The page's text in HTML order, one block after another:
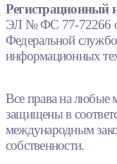
Регистрационный
ЭЛ № ФС 77-72266
Федеральной
информационных
Все права на любые
защищены в
международным
собственности.